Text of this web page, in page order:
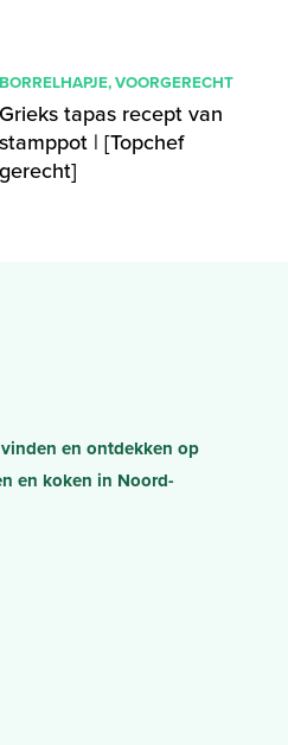
BORRELHAPJE,VOORGERECHT
Grieks tapas recept van
stamppot | [Topchef
gerecht]
en ontdekken op
en koken in Noord-